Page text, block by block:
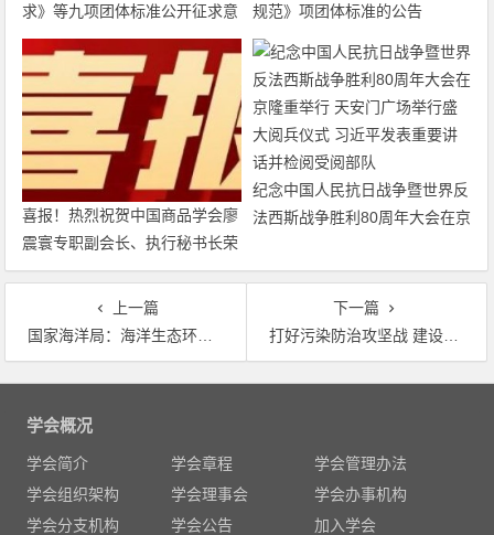
求》等九项团体标准公开征求意
见的通知
规范》项团体标准的公告
喜报！热烈祝贺中国商品学会廖
震寰专职副会长、执行秘书长荣
获农工党中央表彰
纪念中国人民抗日战争暨世界反
法西斯战争胜利80周年大会在京
阅兵仪式 习近平发表重要讲话
并检阅受阅部队
上一篇
国家海洋局：海洋生态环境稳中向好，入海河流水质不容乐观
下一篇
打好污染防治攻坚战 建设美丽中国 十三届全国人大一次会议“打好污染防治攻坚战”主题记者会实录
文
学会概况
学会简介 学会章程
学会管理办法
学会组织架构
学会理事会
学会办事机构
学会分支机构
学会公告 加入学会